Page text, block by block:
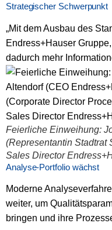
Strategischer Schwerpunkt
„Mit dem Ausbau des
Endress+Hauser
dadurch mehr
Feierliche Einweihung:
(Representantin Stadtrat
Sales Director
Analyse-Portfolio wächst
Moderne
weiter, um
bringen und ihre